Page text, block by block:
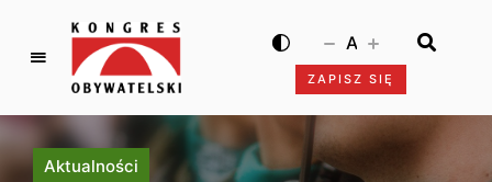
K
o
n
ZAPISZ SIĘ
A
Aktualności